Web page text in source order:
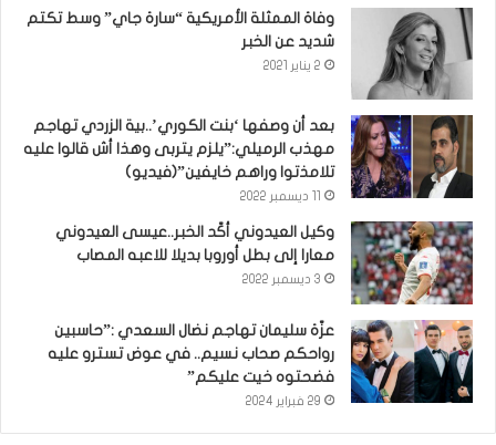
وفاة الممثلة الأمريكية “سارة جاي” وسط تكتم
شديد عن الخبر
2 يناير 2021
بعد أن وصفها ‘بنت الكوري’..بية الزردي تهاجم
مهذب الرميلي:”يلزم يتربى وهذا أش قالوا عليه
تلامذتوا وراهم خايفين”(فيديو)
وكيل العيدوني أكّد الخبر..عيسى العيدوني
معارا إلى بطل أوروبا بديلا للاعبه المصاب
3 ديسمبر 2022
عزّة سليمان تهاجم نضال السعدي :”حاسبين
رواحكم صحاب نسيم.. في عوض تسترو عليه
فضحتوه خيت عليكم”
29 فبراير 2024